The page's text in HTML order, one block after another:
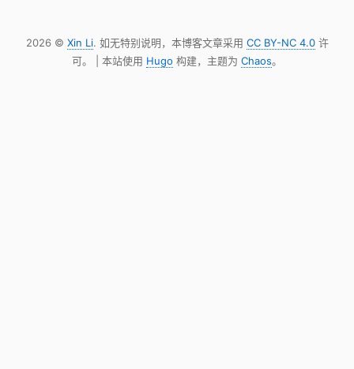
2026 © Xin Li. 如无特别说明，本博客文章采用 CC BY-NC 4.0许
可。 | 本站使用 Hugo 构建，主题为 Chaos。